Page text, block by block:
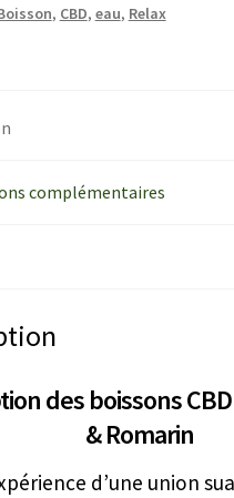
, CBD, eau, Relax
complémentaires
des boissons
& Romarin
d’une union